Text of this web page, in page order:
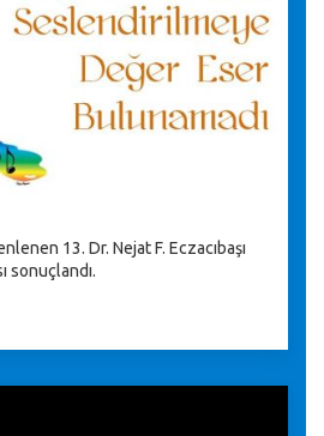
13. Dr. Nejat F. Eczacıbaşı
sonuçlandı.